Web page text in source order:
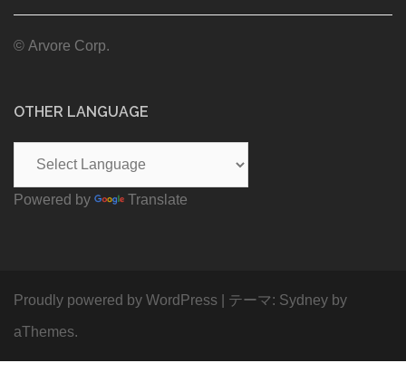
© Arvore Corp.
OTHER LANGUAGE
Powered by Translate
Proudly powered by WordPress テーマ: Sydney by
aThemes.